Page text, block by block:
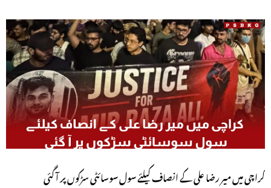
کراچی میں میر رضا علی کے انصاف کیلئے سول سوسائٹی سڑکوں پر آ گئی